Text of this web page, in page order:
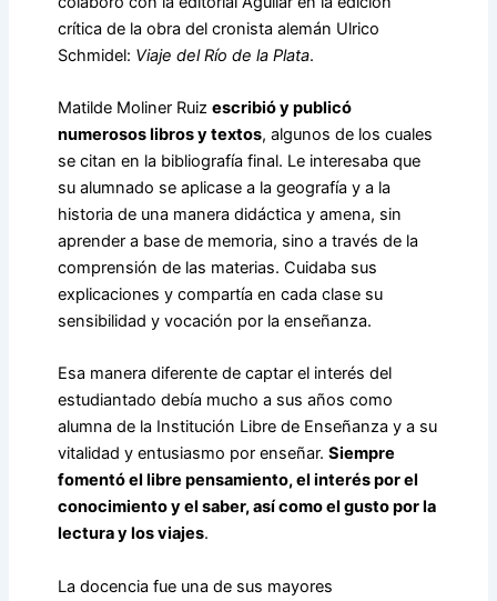
crítica de la obra del cronista alemán Ulrico
Schmidel: Viaje del Río de la Plata.
Matilde Moliner Ruiz escribió y publicó
numerosos libros y textos, algunos de los cuales
se citan en la bibliografía final. Le interesaba que
su alumnado se aplicase a la geografía y a la
historia de una manera didáctica y amena, sin
aprender a base de memoria, sino a través de la
comprensión de las materias. Cuidaba sus
explicaciones y compartía en cada clase su
sensibilidad y vocación por la enseñanza.
Esa manera diferente de captar el interés del
estudiantado debía mucho a sus años como
alumna de la Institución Libre de Enseñanza y a su
vitalidad y entusiasmo por enseñar. Siempre
fomentó el libre pensamiento, el interés por el
conocimiento y el saber, así como el gusto por la
lectura y los viajes.
La docencia fue una de sus mayores